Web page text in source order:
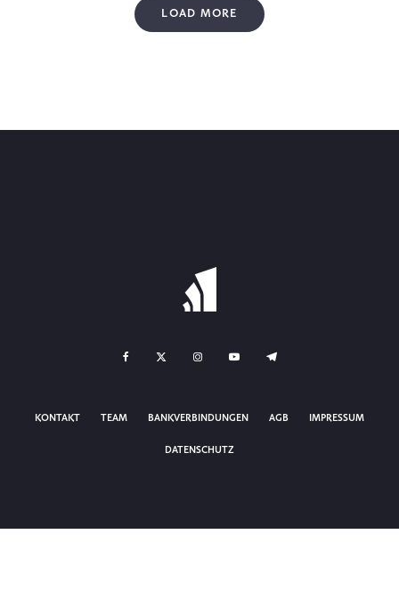
LOAD MORE
KONTAKT TEAM BANKVERBINDUNGEN AGB IMPRESSUM
DATENSCHUTZ